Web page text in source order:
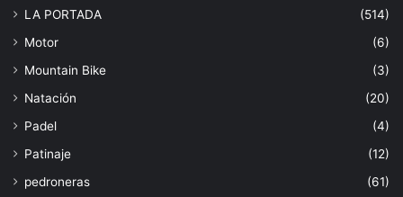
LA PORTADA
(514)
Motor
(6)
Mountain Bike
(3)
Natación
(20)
Padel
(4)
Patinaje
(12)
pedroneras
(61)